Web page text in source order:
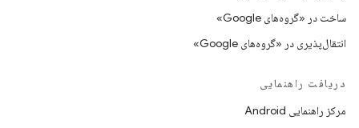
ساخت در «گروه‌های Google»
انتقال‌پذیری در «گروه‌های Google»
دریافت راهنمایی
مرکز راهنمایی Android